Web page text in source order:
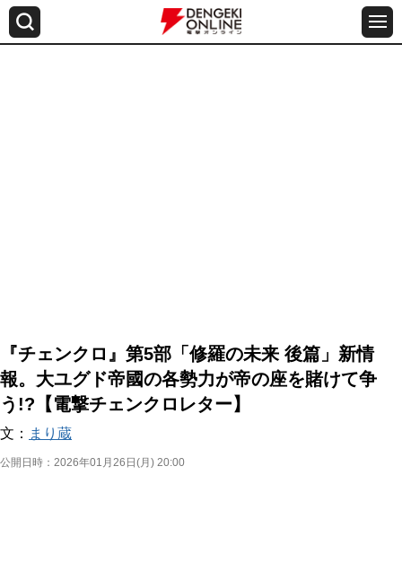
『チェンクロ』第5部「修羅の未来 後篇」新情
報。大ユグド帝國の各勢力が帝の座を賭けて争
う!?【電撃チェンクロレター】
文： まり蔵
公開日時： 2026年01月26日(月) 20:00